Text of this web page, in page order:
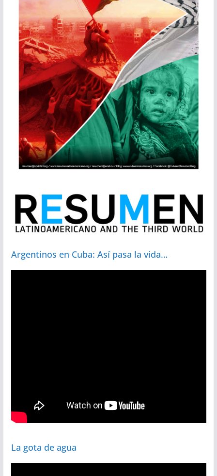
Argentinos en Cuba: Así pasa la vida…
La gota de agua